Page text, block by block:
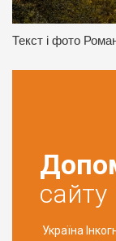
Текст і фото
сайту
Україна